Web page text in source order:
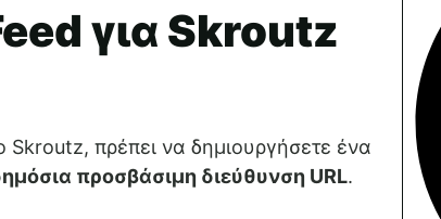
για Skroutz
πρέπει να δημιουργήσετε ένα
προσβάσιμη διεύθυνση URL.